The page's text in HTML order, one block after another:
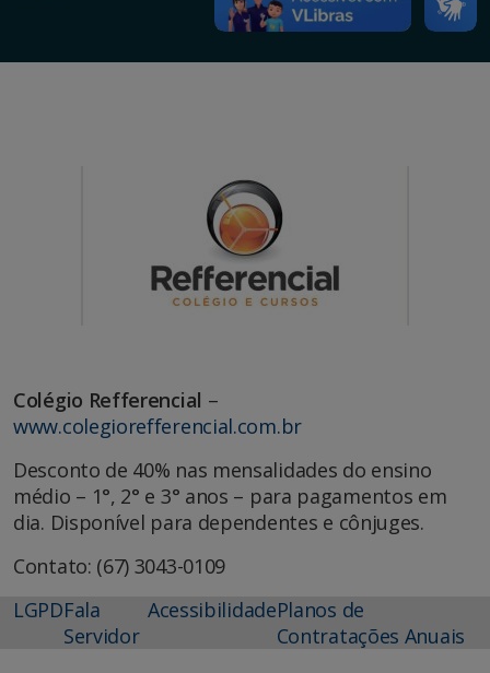
Colégio Refferencial –
www.colegiorefferencial.com.br
Desconto de 40% nas mensalidades do ensino
médio – 1°, 2° e 3° anos – para pagamentos em
dia. Disponível para dependentes e cônjuges.
Contato: (67) 3043-0109
LGPDFala
Servidor
AcessibilidadePlanos de
Contratações Anuais